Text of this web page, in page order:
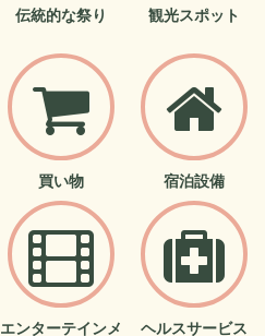
伝統的な祭り 観光スポット
買い物 宿泊設備
エンターテインメ ヘルスサービス